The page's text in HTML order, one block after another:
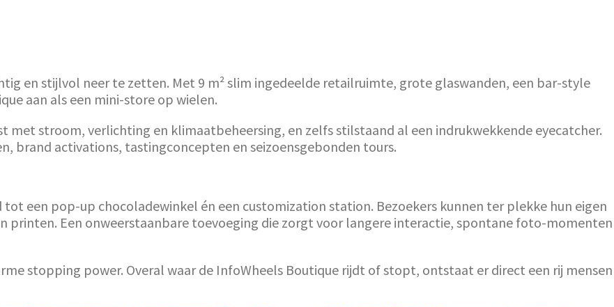
en stijlvol neer te zetten. Met 9 m² slim ingedeelde retailruimte, grote glaswanden, een bar-style
aan als een mini-store op wielen.
stroom, verlichting en klimaatbeheersing, en zelfs stilstaand al een indrukwekkende eyecatcher.
brand activations, tastingconcepten en seizoensgebonden tours.
een pop-up chocoladewinkel én een customization station. Bezoekers kunnen ter plekke hun eigen
printen. Een onweerstaanbare toevoeging die zorgt voor langere interactie, spontane foto-momenten
stopping power. Overal waar de InfoWheels Boutique rijdt of stopt, ontstaat er direct een rij mensen